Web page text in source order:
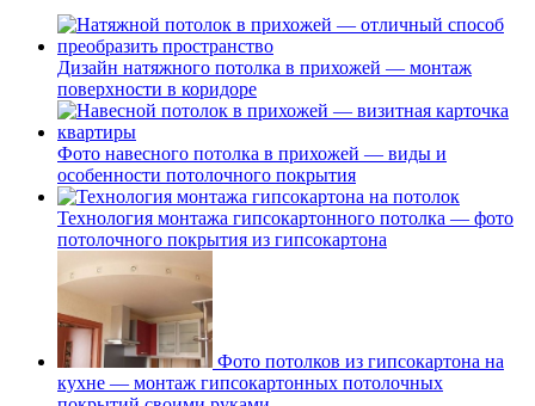
Дизайн натяжного потолка в прихожей — монтаж
поверхности в коридоре
Фото навесного потолка в прихожей — виды и
особенности потолочного покрытия
Технология монтажа гипсокартонного потолка — фото
потолочного покрытия из гипсокартона
Фото потолков из гипсокартона на
кухне — монтаж гипсокартонных потолочных